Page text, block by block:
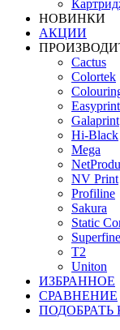
НОВИНКИ
АКЦИИ
Cactus
Colortek
Easyprint
Galaprint
Hi-Black
Mega
NV Print
Profiline
Sakura
Static
Superfine
T2
Uniton
ИЗБРАННОЕ
СРАВНЕНИЕ
ПОДОБРАТЬ